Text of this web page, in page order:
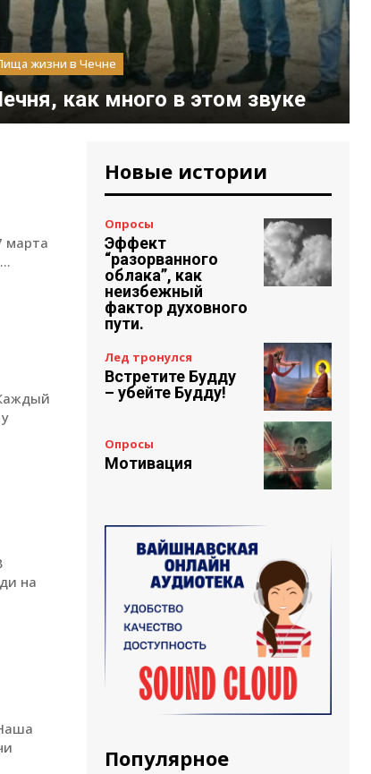
жизни в Чечне
как много в этом звуке
марта
на
Новые истории
Опросы
Эффект
“разорванного
облака”, как
неизбежный
фактор духовного
пути.
Лед тронулся
Встретите Будду
– убейте Будду!
Опросы
Мотивация
Популярное